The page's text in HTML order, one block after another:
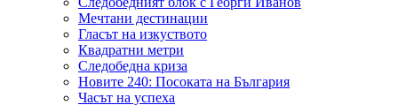
Мечтани дестинации
Гласът на изкуството
Квадратни метри
Следобедна криза
Новите 240: Посоката на България
Часът на успеха